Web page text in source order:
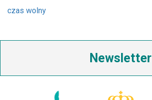
czas wolny
Newsletter